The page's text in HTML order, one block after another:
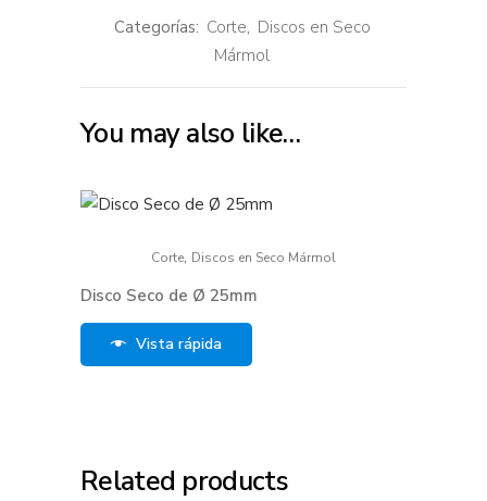
Categorías: Corte, Discos en Seco
Mármol
You may also like…
Corte, Discos en Seco Mármol
Disco Seco de Ø 25mm
Vista rápida
Related products